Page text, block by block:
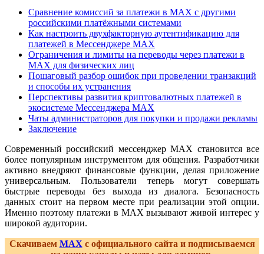
Сравнение комиссий за платежи в MAX с другими
российскими платёжными системами
Как настроить двухфакторную аутентификацию для
платежей в Мессенджере MAX
Ограничения и лимиты на переводы через платежи в
MAX для физических лиц
Пошаговый разбор ошибок при проведении транзакций
и способы их устранения
Перспективы развития криптовалютных платежей в
экосистеме Мессенджера MAX
Чаты администраторов для покупки и продажи рекламы
Заключение
Современный российский мессенджер MAX становится все
более популярным инструментом для общения. Разработчики
активно внедряют финансовые функции, делая приложение
универсальным. Пользователи теперь могут совершать
быстрые переводы без выхода из диалога. Безопасность
данных стоит на первом месте при реализации этой опции.
Именно поэтому платежи в MAX вызывают живой интерес у
широкой аудитории.
Скачиваем MAX с официального сайта и подписываемся